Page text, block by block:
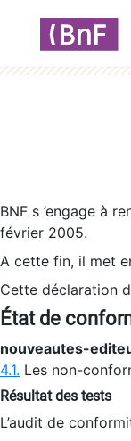
BNF s ’engage à
février 2005.
A cette fin, il met
Cette déclaration
État de
nouveautes-
4.1. Les non-
Résultat des tests
L’audit de